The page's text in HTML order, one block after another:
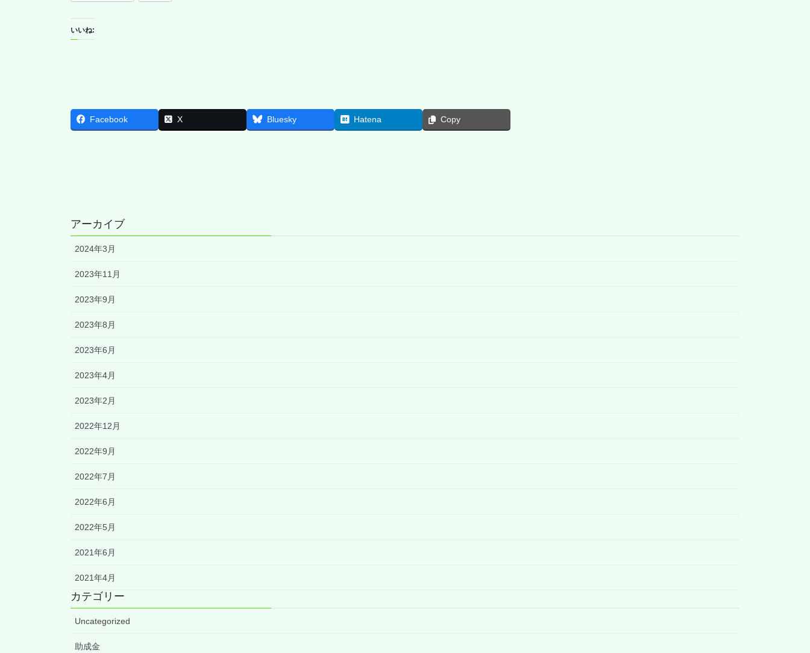
いいね:
Facebook X Bluesky Hatena Copy
アーカイブ
2024年3月
2023年11月
2023年9月
2023年8月
2023年6月
2023年4月
2023年2月
2022年12月
2022年9月
2022年7月
2022年6月
2022年5月
2021年6月
2021年4月
カテゴリー
Uncategorized
助成金